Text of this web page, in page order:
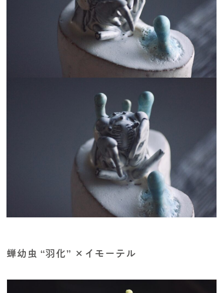
蝉幼虫 “羽化” ×イモーテル